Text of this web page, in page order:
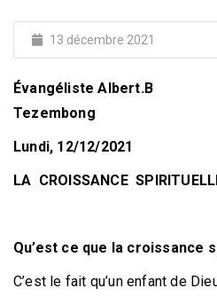
13 décembre 2021
Évangéliste Albert.B
Tezembong
Lundi, 12/12/2021
LA CROISSANCE
Qu’est ce que la croissance
C’est le fait qu’un enfant de